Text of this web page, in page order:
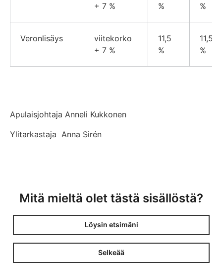
+ 7 %
%
%
Veronlisäys
viitekorko
+ 7 %
11,5
%
11,5
%
Apulaisjohtaja Anneli Kukkonen
Ylitarkastaja Anna Sirén
Mitä mieltä olet tästä sisällöstä?
Löysin etsimäni
Selkeää